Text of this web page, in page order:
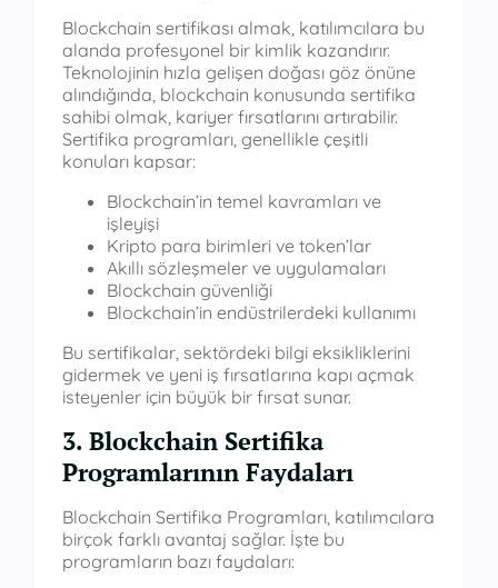
Blockchain sertifikası almak, katılımcılara bu
alanda profesyonel bir kimlik kazandırır.
Teknolojinin hızla gelişen doğası göz önüne
alındığında, blockchain konusunda sertifika
sahibi olmak, kariyer fırsatlarını artırabilir.
Sertifika programları, genellikle çeşitli
konuları kapsar:
Blockchain’in temel kavramları ve
işleyişi
Kripto para birimleri ve token’lar
Akıllı sözleşmeler ve uygulamaları
Blockchain güvenliği
Blockchain’in endüstrilerdeki kullanımı
Bu sertifikalar, sektördeki bilgi eksikliklerini
gidermek ve yeni iş fırsatlarına kapı açmak
isteyenler için büyük bir fırsat sunar.
3. Blockchain Sertifika
Programlarının Faydaları
Blockchain Sertifika Programları, katılımcılara
birçok farklı avantaj sağlar. İşte bu
programların bazı faydaları: